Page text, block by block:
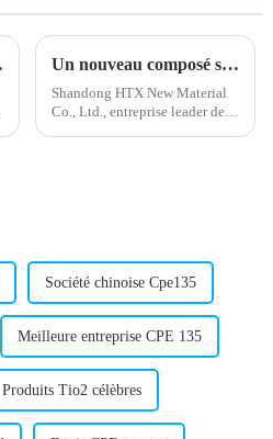
Un nouveau composé stabilisant au plomb développé pour la protection de l'environnement
Shandong HTX New Material
Co., Ltd., entreprise leader de
Société chinoise Cpe135
Meilleure entreprise CPE 135
Produits Tio2 célèbres